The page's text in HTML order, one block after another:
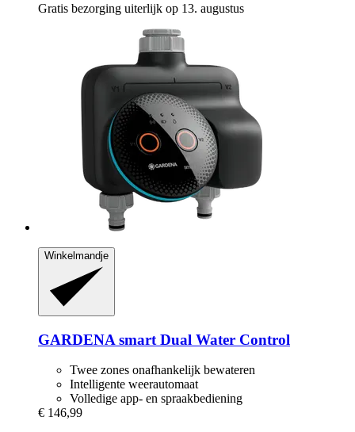
Gratis bezorging uiterlijk op 13. augustus
Winkelmandje
GARDENA smart Dual Water Control
Twee zones onafhankelijk bewateren
Intelligente weerautomaat
Volledige app- en spraakbediening
€ 146,99